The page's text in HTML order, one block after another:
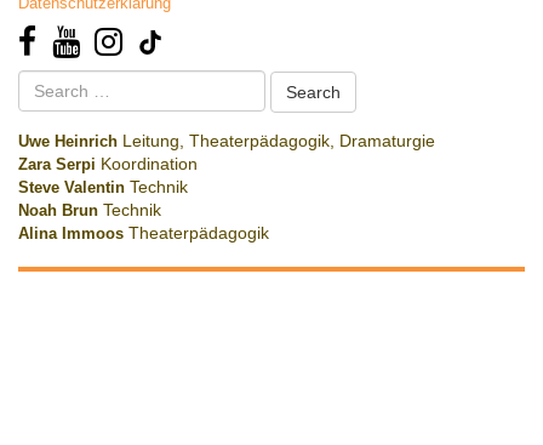
Search
for:
Uwe Heinrich Leitung, Theaterpädagogik, Dramaturgie
Zara Serpi Koordination
Steve Valentin Technik
Noah Brun Technik
Alina Immoos Theaterpädagogik